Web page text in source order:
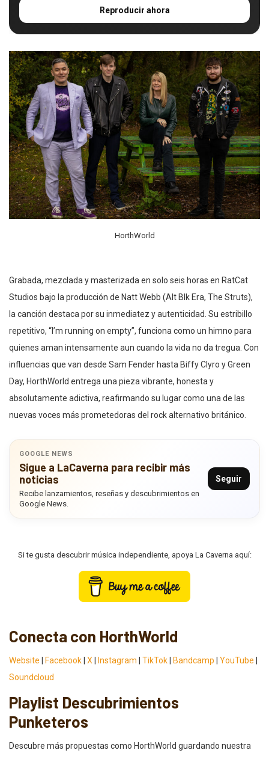
Reproducir ahora
HorthWorld
Grabada, mezclada y masterizada en solo seis horas en RatCat
Studios bajo la producción de Natt Webb (Alt Blk Era, The Struts),
la canción destaca por su inmediatez y autenticidad. Su estribillo
repetitivo, “I’m running on empty”, funciona como un himno para
quienes aman intensamente aun cuando la vida no da tregua. Con
influencias que van desde Sam Fender hasta Biffy Clyro y Green
Day, HorthWorld entrega una pieza vibrante, honesta y
absolutamente adictiva, reafirmando su lugar como una de las
nuevas voces más prometedoras del rock alternativo británico.
GOOGLE NEWS
Sigue a LaCaverna para recibir más
noticias
Recibe lanzamientos, reseñas y descubrimientos en
Google News.
Seguir
Si te gusta descubrir música independiente, apoya La Caverna aquí:
Conecta con HorthWorld
Website Facebook X Instagram TikTok Bandcamp YouTube
Soundcloud
Playlist Descubrimientos
Punketeros
Descubre más propuestas como HorthWorld guardando nuestra